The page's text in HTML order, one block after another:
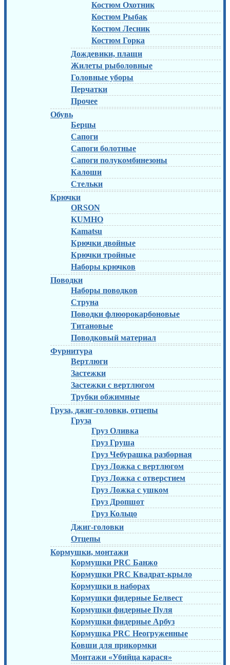
Костюм Охотник
Костюм Рыбак
Костюм Лесник
Костюм Горка
Дождевики, плащи
Жилеты рыболовные
Головные уборы
Перчатки
Прочее
Обувь
Берцы
Сапоги
Сапоги болотные
Сапоги полукомбинезоны
Калоши
Стельки
Крючки
ORSON
KUMHO
Kamatsu
Крючки двойные
Крючки тройные
Наборы крючков
Поводки
Наборы поводков
Струна
Поводки флюорокарбоновые
Титановые
Поводковый материал
Фурнитура
Вертлюги
Застежки
Застежки с вертлюгом
Трубки обжимные
Груза, джиг-головки, отцепы
Груза
Груз Оливка
Груз Груша
Груз Чебурашка разборная
Груз Ложка с вертлюгом
Груз Ложка с отверстием
Груз Ложка с ушком
Груз Дропшот
Груз Кольцо
Джиг-головки
Отцепы
Кормушки, монтажи
Кормушки PRC Банжо
Кормушки PRC Квадрат-крыло
Кормушки в наборах
Кормушки фидерные Белвест
Кормушки фидерные Пуля
Кормушки фидерные Арбуз
Кормушка PRC Неогруженные
Ковши для прикормки
Монтажи «Убийца карася»